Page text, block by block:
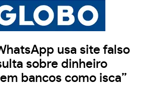
usa site falso
sobre dinheiro
bancos como isca”